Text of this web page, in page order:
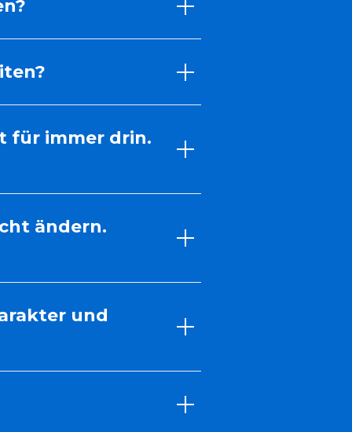
für immer drin.
ändern.
und